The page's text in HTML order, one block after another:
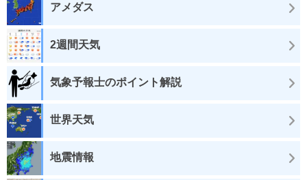
アメダス
2週間天気
気象予報士のポイント解説
世界天気
地震情報